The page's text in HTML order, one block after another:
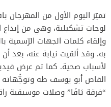
تميّز اليوم الأول من
لوحات تشكيلية، وهي من
وإلقاء كلمات الجهات الرّسمية
به. وقد ألقيت نيابة عنه، بعد
لأسباب صحية. كما تم عرض
القاص أبو يوسف طه وتوجُّهاته
“فرقة يَافَا” وصلات موسيقية